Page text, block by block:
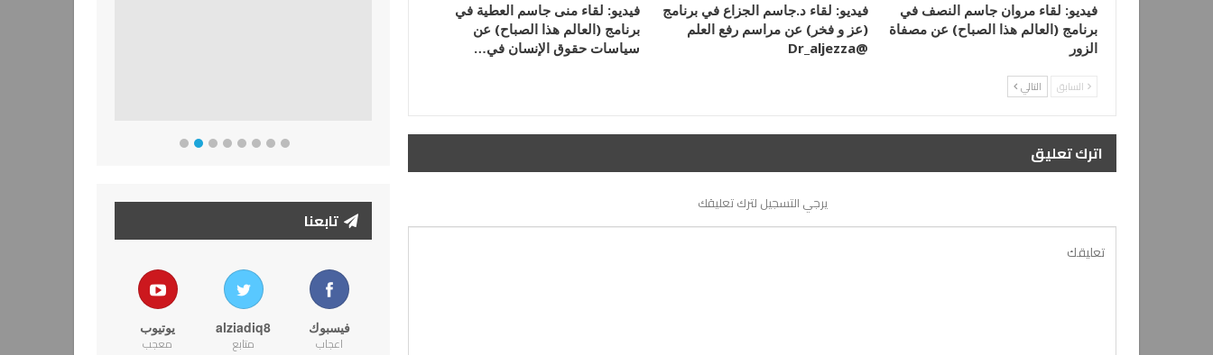
فيديو: لقاء مروان جاسم النصف في
برنامج (العالم هذا الصباح) عن مصفاة
الزور
فيديو: لقاء د.جاسم الجزاع في برنامج
(عز و فخر) عن مراسم رفع العلم
@Dr_aljezza
فيديو: لقاء منى جاسم العطية في
برنامج (العالم هذا الصباح) عن
سياسات حقوق الإنسان في…
السابق التالي
اترك تعليق
يرجي التسجيل لترك تعليقك
تابعنا
فيسبوك
اعجاب
alziadiq8
متابع
يوتيوب
معجب